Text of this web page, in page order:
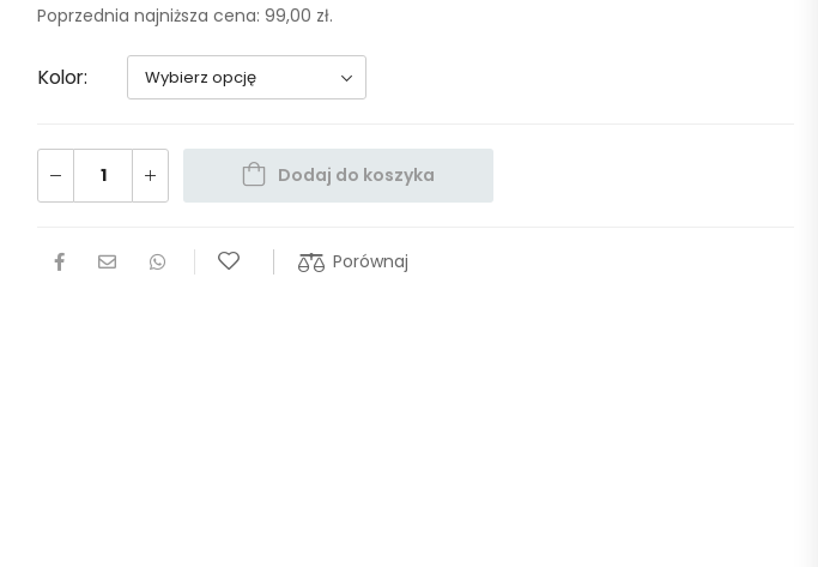
Poprzednia najniższa cena: 99,00 zł.
Kolor
Dodaj do koszyka
Porównaj